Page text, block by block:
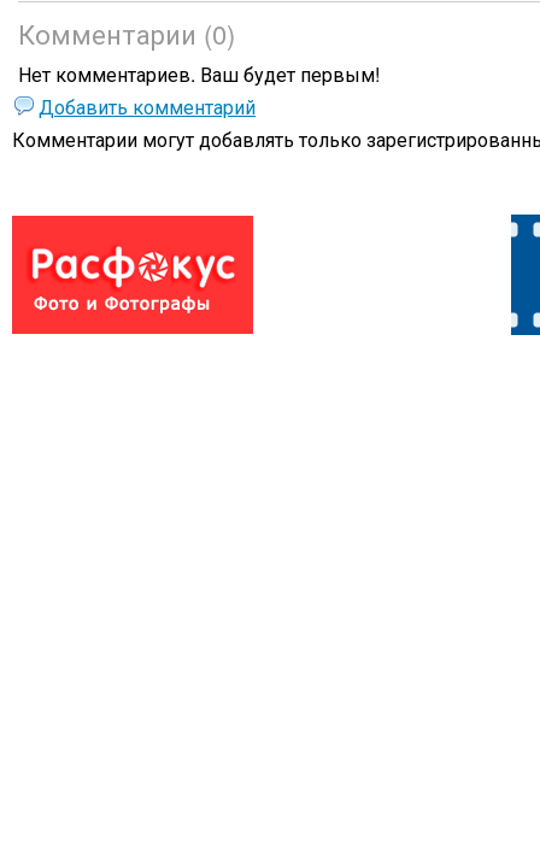
Комментарии (0)
Нет комментариев. Ваш будет первым!
Добавить комментарий
Комментарии могут добавлять только